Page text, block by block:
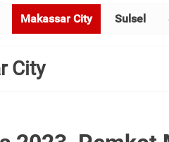
Makassar City Sulsel
City